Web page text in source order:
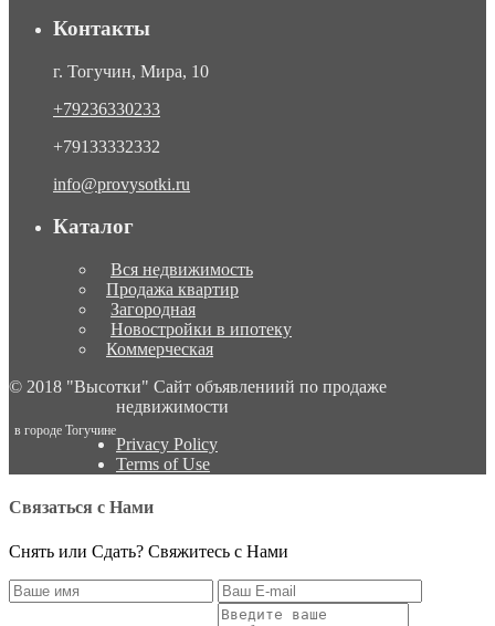
Контакты
г. Тогучин, Мира, 10
+79236330233
+79133332332
info@provysotki.ru
Каталог
Вся недвижимость
Продажа квартир
Загородная
Новостройки в ипотеку
Коммерческая
© 2018 "Высотки" Сайт объявлениий по продаже
недвижимости
в городе Тогучине
Privacy Policy
Terms of Use
Связаться с Нами
Снять или Сдать? Свяжитесь с Нами